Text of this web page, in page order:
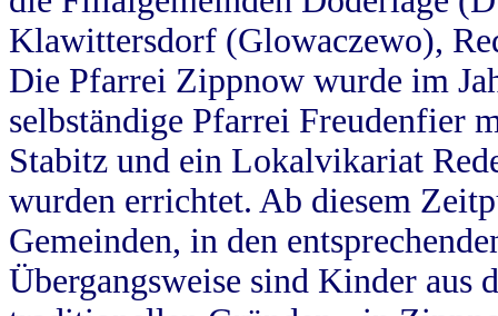
Klawittersdorf (Glowaczewo),
Die Pfarrei Zippnow wurde im
selbständige Pfarrei Freudenfier
Stabitz und ein Lokalvikariat
wurden errichtet. Ab diesem
Gemeinden, in den
Übergangsweise sind Kinder aus